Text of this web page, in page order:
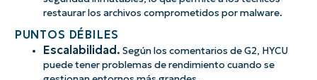
restaurar los archivos comprometidos por malware.
PUNTOS DÉBILES
Escalabilidad. Según los comentarios de G2, HYCU
puede tener problemas de rendimiento cuando se